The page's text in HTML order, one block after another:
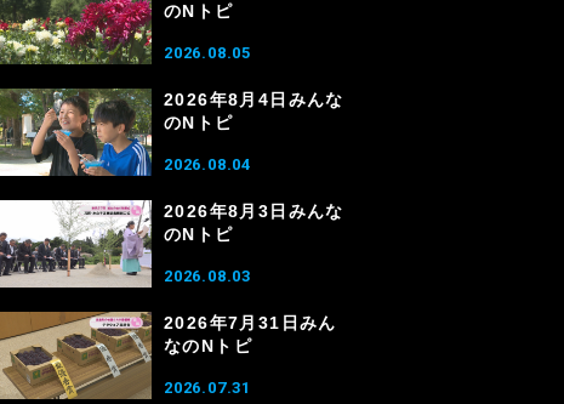
のNトピ
2026.08.05
2026年8月4日みんな
のNトピ
2026.08.04
2026年8月3日みんな
のNトピ
2026.08.03
2026年7月31日みん
なのNトピ
2026.07.31